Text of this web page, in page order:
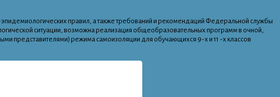
правил, а также требований и рекомендаций Федеральной службы
ситуации, возможна реализация общеобразовательных программ в очной,
представителями) режима самоизоляции для обучающихся 9-х и 11 -х классов